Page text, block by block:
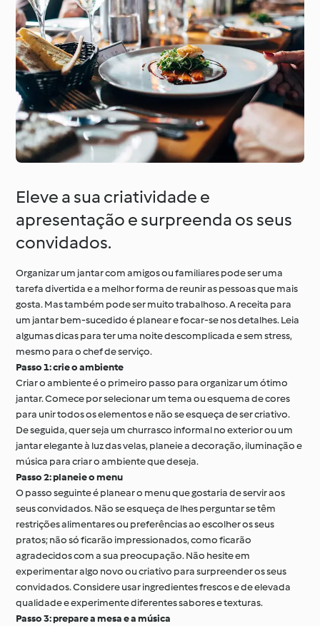
Dietas e tendências
Ocasiões especiais e
estações
À volta do mundo com
o Cookidoo®
Aprenda com o
Cookidoo®
Eleve a sua criatividade e
apresentação e surpreenda os seus
convidados.
Organizar um jantar com amigos ou familiares pode ser uma
tarefa divertida e a melhor forma de reunir as pessoas que mais
gosta. Mas também pode ser muito trabalhoso. A receita para
um jantar bem-sucedido é planear e focar-se nos detalhes. Leia
algumas dicas para ter uma noite descomplicada e sem stress,
mesmo para o chef de serviço.
Passo 1: crie o ambiente
Criar o ambiente é o primeiro passo para organizar um ótimo
jantar. Comece por selecionar um tema ou esquema de cores
para unir todos os elementos e não se esqueça de ser criativo.
De seguida, quer seja um churrasco informal no exterior ou um
jantar elegante à luz das velas, planeie a decoração, iluminação e
música para criar o ambiente que deseja.
Passo 2: planeie o menu
O passo seguinte é planear o menu que gostaria de servir aos
seus convidados. Não se esqueça de lhes perguntar se têm
restrições alimentares ou preferências ao escolher os seus
pratos; não só ficarão impressionados, como ficarão
agradecidos com a sua preocupação. Não hesite em
experimentar algo novo ou criativo para surpreender os seus
convidados. Considere usar ingredientes frescos e de elevada
qualidade e experimente diferentes sabores e texturas.
Passo 3: prepare a mesa e a música